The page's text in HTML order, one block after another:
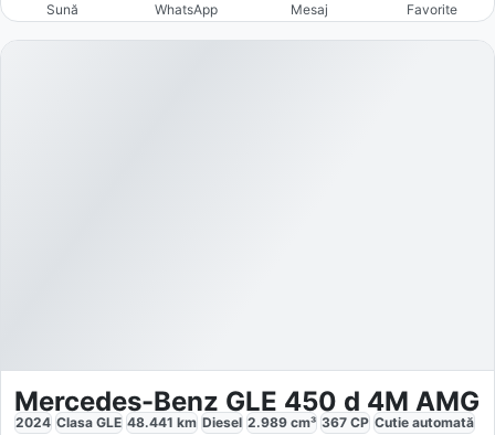
Sună WhatsApp Mesaj Favorite
Mercedes-Benz GLE 450 d 4M AMG
2024 Clasa GLE 48.441 km Diesel 2.989 cm³ 367 CP Cutie automată